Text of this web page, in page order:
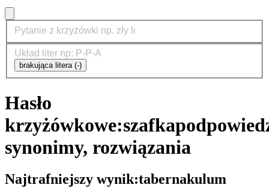
brakująca litera (-)
Hasło
krzyżówkowe:szafka
synonimy, rozwiązania
Najtrafniejszy wynik:tabernakulum